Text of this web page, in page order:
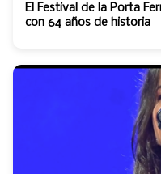
El Festival de la Porta
con 64 años de historia